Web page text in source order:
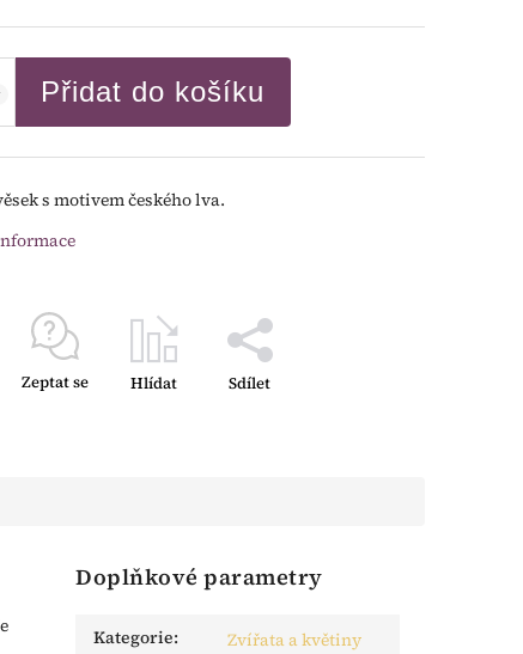
Přidat do košíku
s motivem českého lva.
Zeptat se Hlídat Sdílet
Doplňkové parametry
Kategorie:
Zvířata a květiny